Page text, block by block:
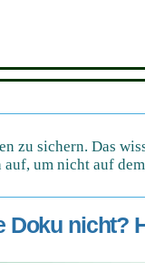
zu sichern. Das
um nicht auf
Doku nicht?